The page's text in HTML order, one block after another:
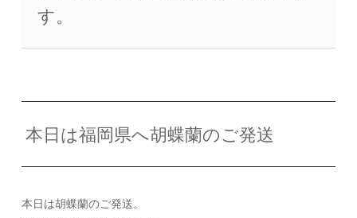
す。
本日は福岡県へ胡蝶蘭のご発送
本日は胡蝶蘭のご発送。